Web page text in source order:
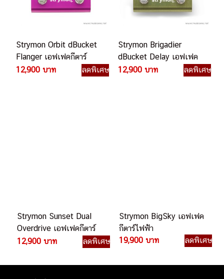
Strymon Orbit dBucket
Flanger เอฟเฟคกีตาร์
ไฟฟ้า
12,900 บาท ลดพิเศษ
Strymon Brigadier
dBucket Delay เอฟเฟค
กีตาร์ไฟฟ้า
12,900 บาท ลดพิเศษ
Strymon Sunset Dual
Overdrive เอฟเฟคกีตาร์
ไฟฟ้า
12,900 บาท ลดพิเศษ
Strymon BigSky เอฟเฟค
กีตาร์ไฟฟ้า
19,900 บาท
ลดพิเศษ